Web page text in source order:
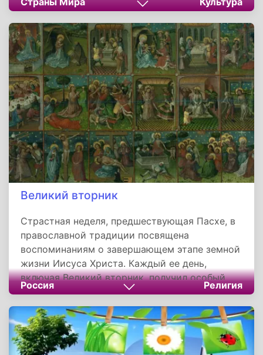
известность в международно-правовой
практике как Пакт Рериха.
Великий вторник
Страстная неделя, предшествующая Пасхе, в
православной традиции посвящена
воспоминаниям о завершающем этапе земной
жизни Иисуса Христа. Каждый ее день,
включая Великий вторник, получил особый
статус еще в раннехристианский период.
Формирование цикла богослужений
Страстной седмицы окончательно
оформилось к V–VI векам, когда Вселенские
соборы утвердили порядок празднования
Россия Религия